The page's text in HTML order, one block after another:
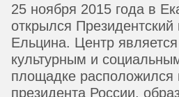
25 ноября 2015 года в
открылся Президентский
Ельцина. Центр
культурным и
площадке расположился
президента России,